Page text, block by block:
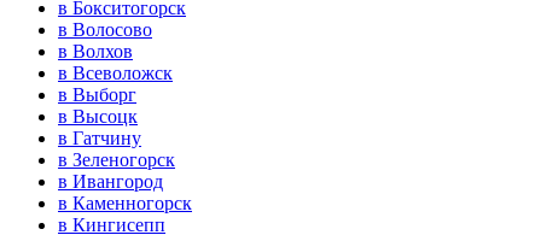
в Бокситогорск
в Волосово
в Волхов
в Всеволожск
в Выборг
в Высоцк
в Гатчину
в Зеленогорск
в Ивангород
в Каменногорск
в Кингисепп